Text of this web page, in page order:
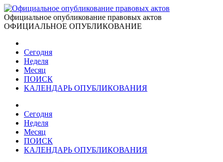
Официальное опубликование правовых актов
ОФИЦИАЛЬНОЕ ОПУБЛИКОВАНИЕ
Сегодня
Неделя
Месяц
ПОИСК
КАЛЕНДАРЬ ОПУБЛИКОВАНИЯ
Сегодня
Неделя
Месяц
ПОИСК
КАЛЕНДАРЬ ОПУБЛИКОВАНИЯ